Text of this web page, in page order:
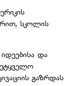
სკოლის
და
გაზრდას